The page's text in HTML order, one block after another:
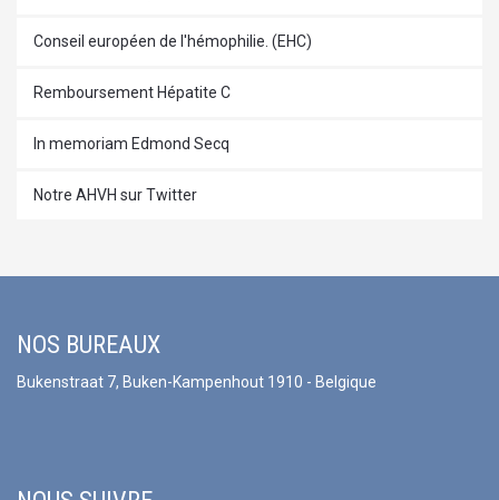
Conseil européen de l'hémophilie. (EHC)
Remboursement Hépatite C
In memoriam Edmond Secq
Notre AHVH sur Twitter
NOS BUREAUX
Bukenstraat 7, Buken-Kampenhout 1910 - Belgique